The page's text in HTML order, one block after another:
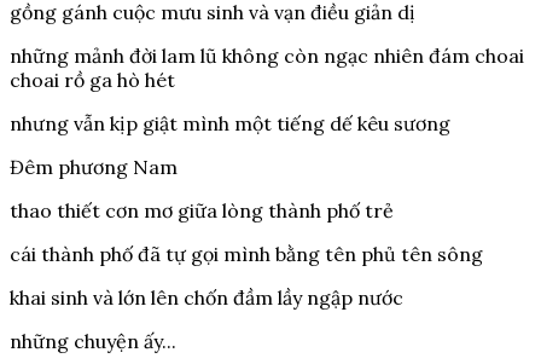
gồng gánh cuộc mưu sinh và vạn điều giản dị
những mảnh đời lam lũ không còn ngạc nhiên đám choai
choai rồ ga hò hét
nhưng vẫn kịp giật mình một tiếng dế kêu sương
Đêm phương Nam
thao thiết cơn mơ giữa lòng thành phố trẻ
cái thành phố đã tự gọi mình bằng tên phủ tên sông
khai sinh và lớn lên chốn đầm lầy ngập nước
những chuyện ấy...